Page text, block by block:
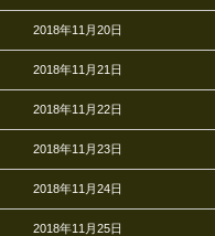
2018年11月20日
2018年11月21日
2018年11月22日
2018年11月23日
2018年11月24日
2018年11月25日